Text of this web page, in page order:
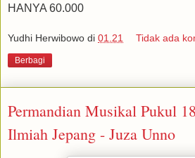
HANYA 60.000
Yudhi Herwibowo di 01.21 Tidak ada
Berbagi
Permandian Musikal Pukul
Ilmiah Jepang - Juza Unno